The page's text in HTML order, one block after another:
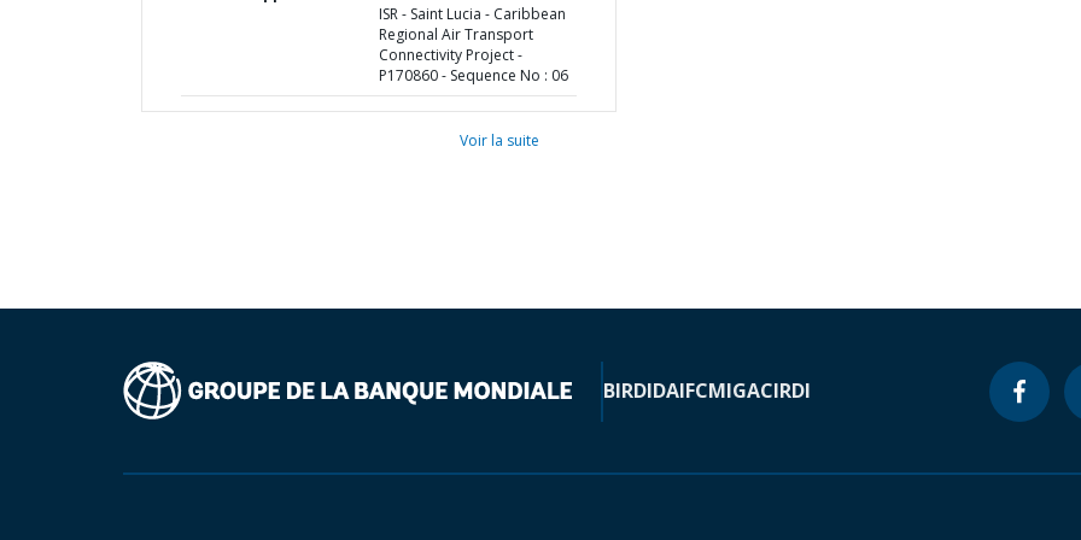
ISR - Saint Lucia - Caribbean
Regional Air Transport
Connectivity Project -
P170860 - Sequence No : 06
Voir la suite
BIRDIDAIFCMIGACIRDI